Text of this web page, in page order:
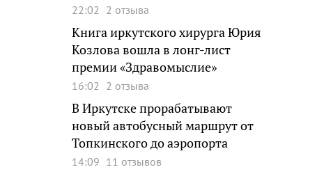
22:02 2 отзыва
Книга иркутского хирурга Юрия
Козлова вошла в лонг-лист
премии «Здравомыслие»
16:02 2 отзыва
В Иркутске прорабатывают
новый автобусный маршрут от
Топкинского до аэропорта
14:09 11 отзывов